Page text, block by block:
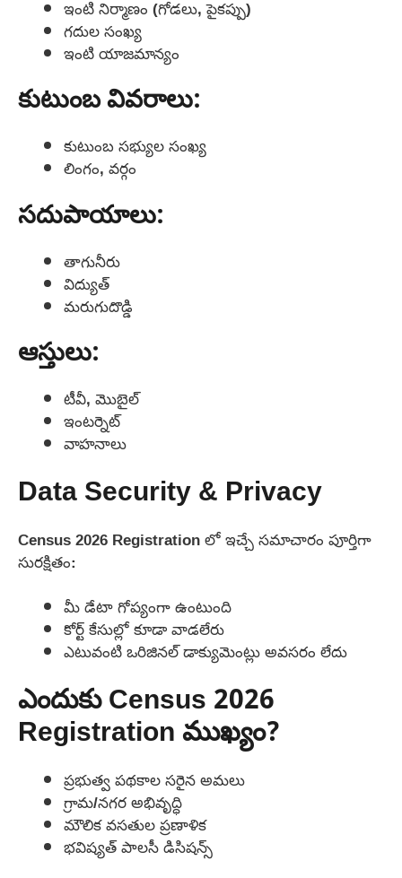
ఇంటి నిర్మాణం (గోడలు, పైకప్పు)
గదుల సంఖ్య
ఇంటి యాజమాన్యం
కుటుంబ వివరాలు:
కుటుంబ సభ్యుల సంఖ్య
లింగం, వర్గం
సదుపాయాలు:
తాగునీరు
విద్యుత్
మరుగుదొడ్డి
ఆస్తులు:
టీవీ, మొబైల్
ఇంటర్నెట్
వాహనాలు
Data Security & Privacy
Census 2026 Registration లో ఇచ్చే సమాచారం పూర్తిగా
సురక్షితం:
మీ డేటా గోప్యంగా ఉంటుంది
కోర్ట్ కేసుల్లో కూడా వాడలేరు
ఎటువంటి ఒరిజినల్ డాక్యుమెంట్లు అవసరం లేదు
ఎందుకు Census 2026
Registration ముఖ్యం?
ప్రభుత్వ పథకాల సరైన అమలు
గ్రామ/నగర అభివృద్ధి
మౌలిక వసతుల ప్రణాళిక
భవిష్యత్ పాలసీ డిసిషన్స్